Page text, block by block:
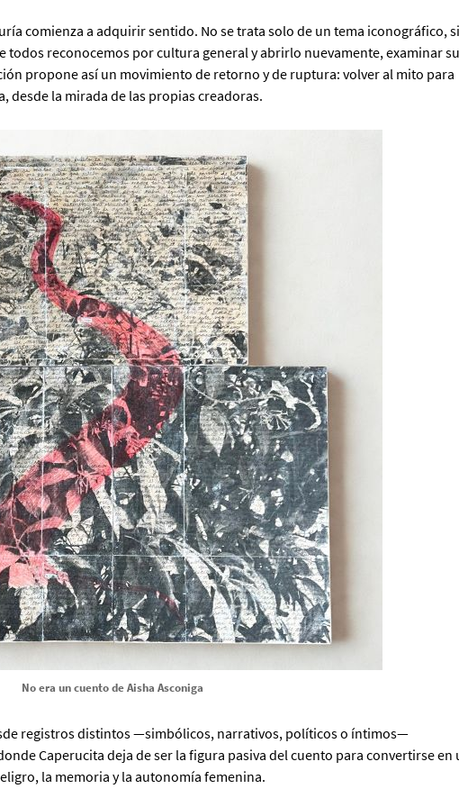
comienza a adquirir sentido. No se trata solo de un tema iconográfico,
reconocemos por cultura general y abrirlo nuevamente, examinar
propone así un movimiento de retorno y de ruptura: volver al mito para
la mirada de las propias creadoras.
No era un cuento deAisha Asconiga
registros distintos —simbólicos, narrativos, políticos o íntimos—
Caperucita deja de ser la figura pasiva del cuento para convertirse en
la memoria y la autonomía femenina.